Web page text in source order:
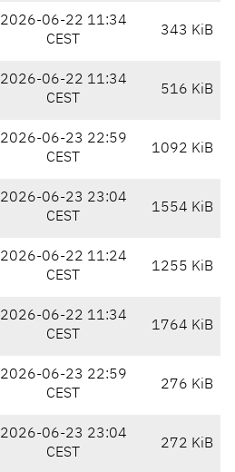
2026-06-22 11:34
CEST
343 KiB
2026-06-22 11:34
CEST
516 KiB
2026-06-23 22:59
CEST
1092 KiB
2026-06-23 23:04
CEST
1554 KiB
2026-06-22 11:24
CEST
1255 KiB
2026-06-22 11:34
CEST
1764 KiB
2026-06-23 22:59
CEST
276 KiB
2026-06-23 23:04
CEST
272 KiB